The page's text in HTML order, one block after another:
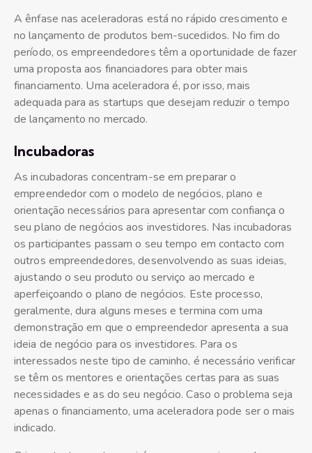
A ênfase nas aceleradoras está no rápido crescimento e
no lançamento de produtos bem-sucedidos. No fim do
período, os empreendedores têm a oportunidade de fazer
uma proposta aos financiadores para obter mais
financiamento. Uma aceleradora é, por isso, mais
adequada para as startups que desejam reduzir o tempo
de lançamento no mercado.
Incubadoras
As incubadoras concentram-se em preparar o
empreendedor com o modelo de negócios, plano e
orientação necessários para apresentar com confiança o
seu plano de negócios aos investidores. Nas incubadoras
os participantes passam o seu tempo em contacto com
outros empreendedores, desenvolvendo as suas ideias,
ajustando o seu produto ou serviço ao mercado e
aperfeiçoando o plano de negócios. Este processo,
geralmente, dura alguns meses e termina com uma
demonstração em que o empreendedor apresenta a sua
ideia de negócio para os investidores. Para os
interessados neste tipo de caminho, é necessário verificar
se têm os mentores e orientações certas para as suas
necessidades e as do seu negócio. Caso o problema seja
apenas o financiamento, uma aceleradora pode ser o mais
indicado.